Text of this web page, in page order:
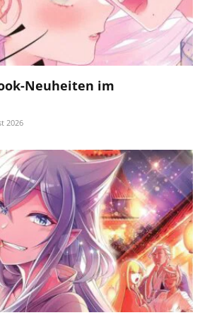
Neuheiten im
2026